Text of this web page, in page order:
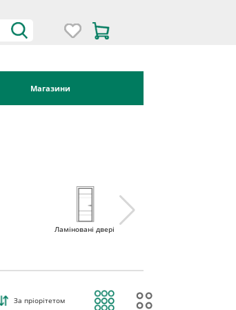
Магазини
Ламіновані двері
За пріорітетом